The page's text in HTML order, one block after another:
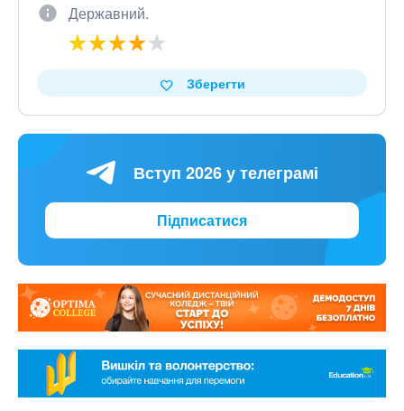
Державний.
Зберегти
Вступ 2026 у телеграмі
Підписатися